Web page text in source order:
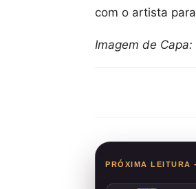
com o artista para
Imagem de
PRÓXIMA LEITURA